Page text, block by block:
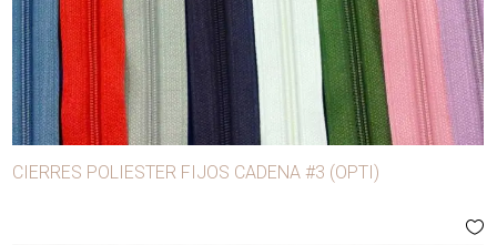
CIERRES POLIESTER FIJOS CADENA #3 (OPTI)